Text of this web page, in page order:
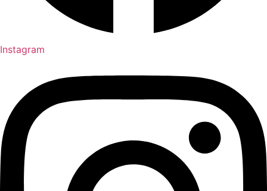
Instagram